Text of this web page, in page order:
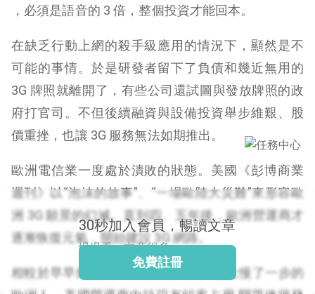
，必須是語音的 3 倍，整個投資才能回本。
在缺乏行動上網的殺手級應用的情況下，顯然是不
可能的事情。 於是研發者留下了負債和幾近無用的
3G 牌照就離開了，有些公司還試圖與發放牌照的政
府打官司。不但後續融資與設備投資舉步維艱、股
價重挫，也讓 3G 服務無法如期推出。
歐洲電信業一度處於潰敗的狀態。 美國《彭博商業
週刊》以“泡沫的故事”、“一場歐陸大災難”來形容歐
洲 3G 願景的幻滅。直到四、五年後，歐洲營運商才
逐漸恢復元氣，開始建設 3G 網路。
相較於早早燒完錢、以致於在 3G 轉型上慢了一步的
30秒加入會員，暢讀文章
慢慢看，文章很多
免費註冊
閱讀文章，天天賺
登入股感會員，閱讀
任一文章
出國就缺這咖？股
感會員免費帶回
登記抽北歐小刺蝟 20
吋上掀行李箱